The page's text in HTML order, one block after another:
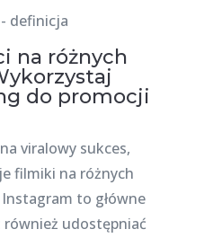
na różnych
do promocji
viralowy sukces,
filmiki na różnych
to główne
udostępniać